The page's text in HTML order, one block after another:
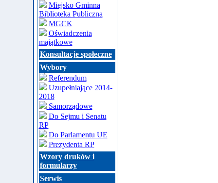
Miejsko Gminna
Biblioteka Publiczna
MGCK
Oświadczenia
majątkowe
Konsultacje społeczne
Wybory
Referendum
Uzupełniające 2014-
2018
Samorządowe
Do Sejmu i Senatu
RP
Do Parlamentu UE
Prezydenta RP
Wzory druków i
formularzy
Serwis